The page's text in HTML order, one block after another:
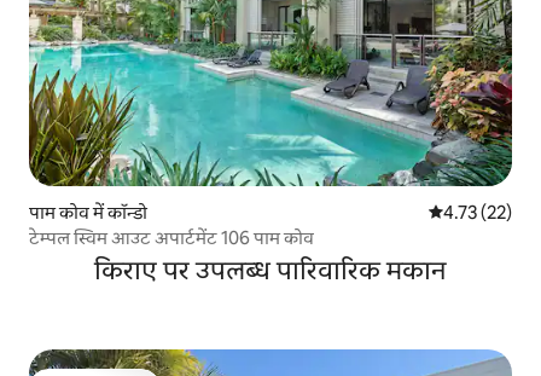
पाम कोव में कॉन्डो औसत रेटिंग 5 में
4.73 (22)
टेम्पल स्विम आउट अपार्टमेंट 106 पाम कोव
किराए पर उपलब्ध पारिवारिक मकान